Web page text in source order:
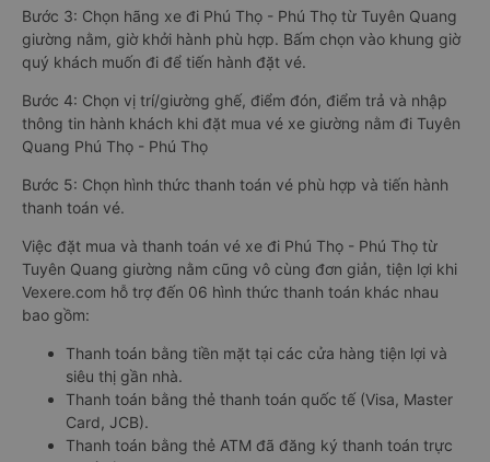
Bước 3: Chọn hãng xe đi Phú Thọ - Phú Thọ từ Tuyên Quang
giường nằm, giờ khởi hành phù hợp. Bấm chọn vào khung giờ
quý khách muốn đi để tiến hành đặt vé.
Bước 4: Chọn vị trí/giường ghế, điểm đón, điểm trả và nhập
thông tin hành khách khi đặt mua vé xe giường nằm đi Tuyên
Quang Phú Thọ - Phú Thọ
Bước 5: Chọn hình thức thanh toán vé phù hợp và tiến hành
thanh toán vé.
Việc đặt mua và thanh toán vé xe đi Phú Thọ - Phú Thọ từ
Tuyên Quang giường nằm cũng vô cùng đơn giản, tiện lợi khi
Vexere.com hỗ trợ đến 06 hình thức thanh toán khác nhau
bao gồm:
Thanh toán bằng tiền mặt tại các cửa hàng tiện lợi và
siêu thị gần nhà.
Thanh toán bằng thẻ thanh toán quốc tế (Visa, Master
Card, JCB).
Thanh toán bằng thẻ ATM đã đăng ký thanh toán trực